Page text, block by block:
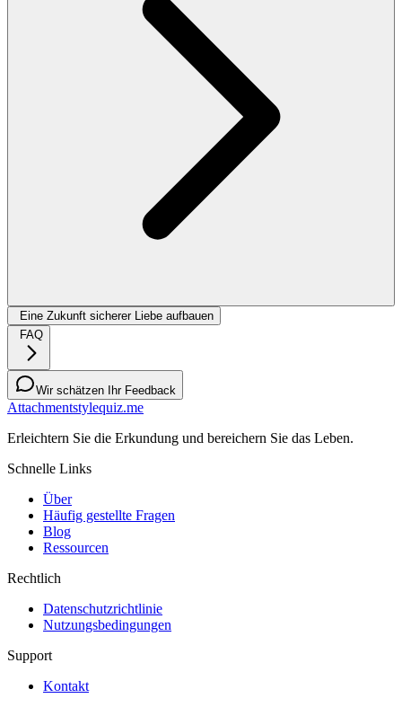
Eine Zukunft sicherer Liebe aufbauen
FAQ
Wir schätzen Ihr Feedback
Attachmentstylequiz.me
Erleichtern Sie die Erkundung und bereichern Sie das Leben.
Schnelle Links
Über
Häufig gestellte Fragen
Blog
Ressourcen
Rechtlich
Datenschutzrichtlinie
Nutzungsbedingungen
Support
Kontakt